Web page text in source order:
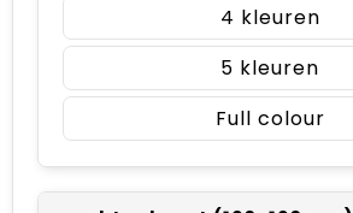
4
5
Full colour